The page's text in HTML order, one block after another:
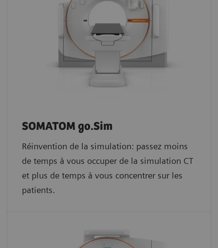
SOMATOM go.Sim
Réinvention de la simulation: passez moins
de temps à vous occuper de la simulation CT
et plus de temps à vous concentrer sur les
patients.